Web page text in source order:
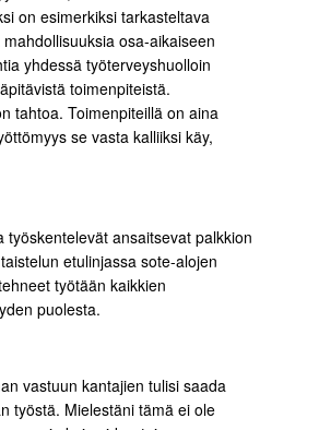
on esimerkiksi tarkasteltava
osa-aikaiseen
yhdessä työterveyshuolloin
toimenpiteistä.
tahtoa. Toimenpiteillä on aina
se vasta kalliiksi käy,
työskentelevät ansaitsevat palkkion
etulinjassa sote-alojen
työtään kaikkien
puolesta.
vastuun kantajien tulisi saada
työstä. Mielestäni tämä ei ole